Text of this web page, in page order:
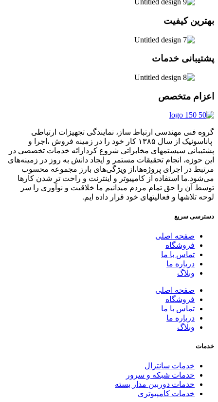
بهترین کیفیت
پشتیبانی خدمات
اعزام متخصص
گروه فنی مهندسی ارتباط ساز، نمایندگی تجهیزات ارتباطی
پاناسونیک از سال ۱۳۸۵ کار خود را در زمینه فروش ،اجرا و
پشتیبانی سیستمهای مخابراتی شروع کردارائه خدمات تخصصی در
این حوزه، انجام تحقیقات مستمر و ایجاد دانش به‌ روز در زمینه‌های
مرتبط در اجرای پروژه‌ها،از ویژگی‌های بارز مجموعه محسوب
می‌شود.ما استفاده از کامپیوتر و اینترنت و راحت تر شدن کارها
توسط آن را حق تمام مردم میدانیم ما خلاقیت و نوآوری را سر
لوحه تلاشها و فعالیتهای خود قرار داده ایم.
دسترسی سریع
صفحه اصلی
فروشگاه
تماس با ما
درباره ما
وبلاگ
صفحه اصلی
فروشگاه
تماس با ما
درباره ما
وبلاگ
خدمات
خدمات سانترال
خدمات شبکه و سرور
خدمات دوربین مدار بسته
خدمات کامپیوتری